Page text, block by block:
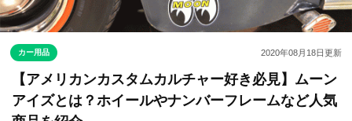
カー用品 2020年08月18日更新
【アメリカンカスタムカルチャー好き必見】ムーン
アイズとは？ホイールやナンバーフレームなど人気